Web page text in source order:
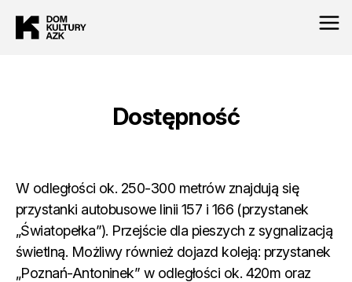
Dostępność
W odległości ok. 250-300 metrów znajdują się
przystanki autobusowe linii 157 i 166 (przystanek
„Światopełka”). Przejście dla pieszych z sygnalizacją
świetlną. Możliwy również dojazd koleją: przystanek
„Poznań-Antoninek” w odległości ok. 420m oraz